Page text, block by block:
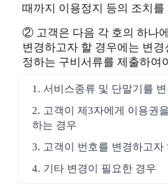
때까지 이용정지 등의 조치를
② 고객은 다음 각 호의 하나
변경하고자 할 경우에는 변
정하는 구비서류를 제출하여
1. 서비스종류 및 단말기를
2. 고객이 제3자에게 이용권
하는 경우
3. 고객이 번호를 변경하고자
4. 기타 변경이 필요한 경우